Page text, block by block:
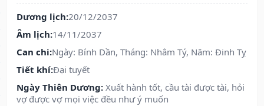
Dương lịch:20/12/2037
Âm lịch:14/11/2037
Can chi:Ngày: Bính Dần, Tháng: Nhâm Tý, Năm: Đinh Tỵ
Tiết khí:Đại tuyết
Ngày Thiên Dương: Xuất hành tốt, cầu tài được tài, hỏi
vợ được vợ mọi việc đều như ý muốn